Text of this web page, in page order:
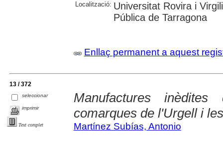
Localització: Universitat Rovira i
Pública de Tarragona
Enllaç permanent a aquest
13 / 372
seleccionar
imprimir
Text complet
Manufactures
comarques de l'Urgell i
Martínez Subías, Antonio